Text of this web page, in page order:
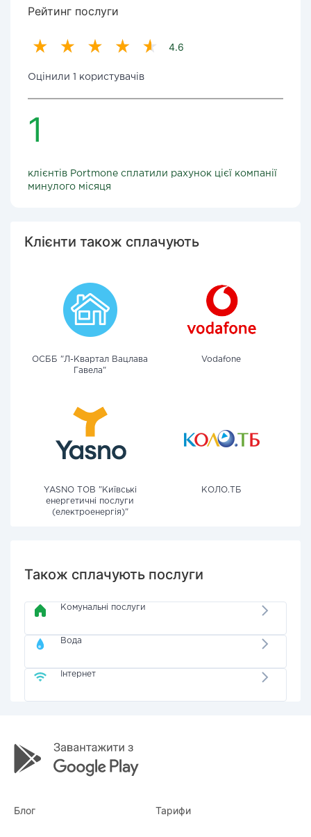
Рейтинг послуги
4.6
Оцінили 1 користувачів
1
клієнтів Portmone сплатили рахунок цієї компанії
минулого місяця
Клієнти також сплачують
ОСББ "Л-Квартал Вацлава
Гавела"
Vodafone
YASNO ТОВ "Київські
енергетичні послуги
(електроенергія)"
КОЛО.ТБ
Також сплачують послуги
Комунальні послуги
Вода
Інтернет
Блог Тарифи